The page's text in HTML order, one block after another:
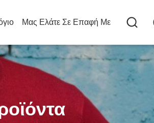
Μας Ελάτε Σε Επαφή Με